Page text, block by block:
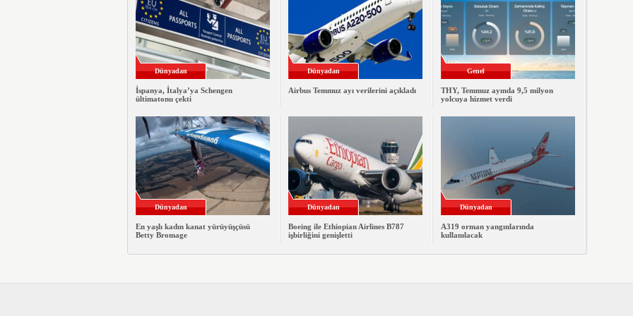
Dünyadan
İspanya, İtalya’ya Schengen
ültimatonu çekti
Dünyadan
Airbus Temmuz ayı verilerini açıkladı
Genel
THY, Temmuz ayında 9,5 milyon
yolcuya hizmet verdi
Dünyadan
En yaşlı kadın kanat yürüyüşçüsü
Betty Bromage
Dünyadan
Boeing ile Ethiopian Airlines B787
işbirliğini genişletti
Dünyadan
A319 orman yangınlarında
kullanılacak